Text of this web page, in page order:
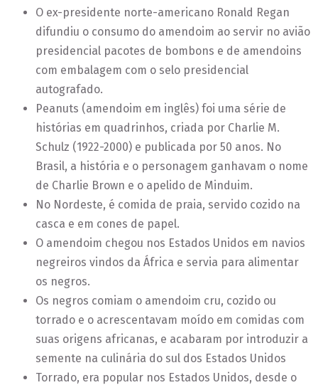
O ex-presidente norte-americano Ronald Regan
difundiu o consumo do amendoim ao servir no avião
presidencial pacotes de bombons e de amendoins
com embalagem com o selo presidencial
autografado.
Peanuts (amendoim em inglês) foi uma série de
histórias em quadrinhos, criada por Charlie M.
Schulz (1922-2000) e publicada por 50 anos. No
Brasil, a história e o personagem ganhavam o nome
de Charlie Brown e o apelido de Minduim.
No Nordeste, é comida de praia, servido cozido na
casca e em cones de papel.
O amendoim chegou nos Estados Unidos em navios
negreiros vindos da África e servia para alimentar
os negros.
Os negros comiam o amendoim cru, cozido ou
torrado e o acrescentavam moído em comidas com
suas origens africanas, e acabaram por introduzir a
semente na culinária do sul dos Estados Unidos
Torrado, era popular nos Estados Unidos, desde o